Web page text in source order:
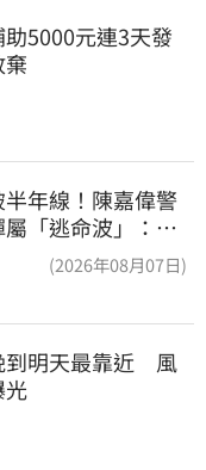
5000元連3天發
年線！陳嘉偉警
「逃命波」：空
(2026年08月07日)
明天最靠近　風
光